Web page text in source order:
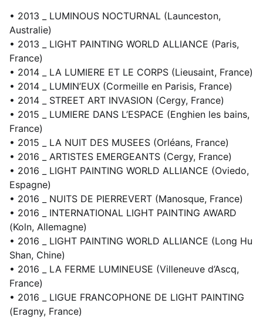
• 2013 _ LUMINOUS NOCTURNAL (Launceston,
Australie)
• 2013 _ LIGHT PAINTING WORLD ALLIANCE (Paris,
France)
• 2014 _ LA LUMIERE ET LE CORPS (Lieusaint, France)
• 2014 _ LUMIN’EUX (Cormeille en Parisis, France)
• 2014 _ STREET ART INVASION (Cergy, France)
• 2015 _ LUMIERE DANS L’ESPACE (Enghien les bains,
France)
• 2015 _ LA NUIT DES MUSEES (Orléans, France)
• 2016 _ ARTISTES EMERGEANTS (Cergy, France)
• 2016 _ LIGHT PAINTING WORLD ALLIANCE (Oviedo,
Espagne)
• 2016 _ NUITS DE PIERREVERT (Manosque, France)
• 2016 _ INTERNATIONAL LIGHT PAINTING AWARD
(Koln, Allemagne)
• 2016 _ LIGHT PAINTING WORLD ALLIANCE (Long Hu
Shan, Chine)
• 2016 _ LA FERME LUMINEUSE (Villeneuve d’Ascq,
France)
• 2016 _ LIGUE FRANCOPHONE DE LIGHT PAINTING
(Eragny, France)